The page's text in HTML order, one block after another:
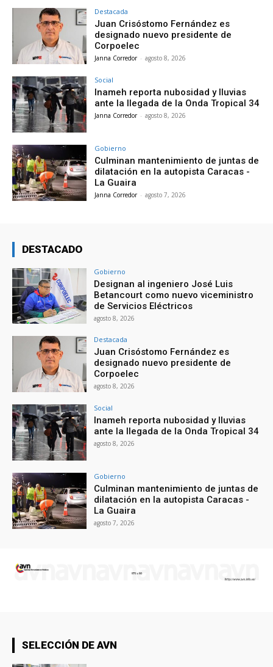
Destacada
Juan Crisóstomo Fernández es
designado nuevo presidente de
Corpoelec
Janna Corredor - agosto 8, 2026
Social
Inameh reporta nubosidad y lluvias
ante la llegada de la Onda Tropical 34
Janna Corredor - agosto 8, 2026
Gobierno
Culminan mantenimiento de juntas de
dilatación en la autopista Caracas -
La Guaira
Janna Corredor - agosto 7, 2026
DESTACADO
Gobierno
Designan al ingeniero José Luis
Betancourt como nuevo viceministro
de Servicios Eléctricos
agosto 8, 2026
Destacada
Juan Crisóstomo Fernández es
designado nuevo presidente de
Corpoelec
agosto 8, 2026
Social
Inameh reporta nubosidad y lluvias
ante la llegada de la Onda Tropical 34
agosto 8, 2026
Gobierno
Culminan mantenimiento de juntas de
dilatación en la autopista Caracas -
La Guaira
agosto 7, 2026
SELECCIÓN DE AVN